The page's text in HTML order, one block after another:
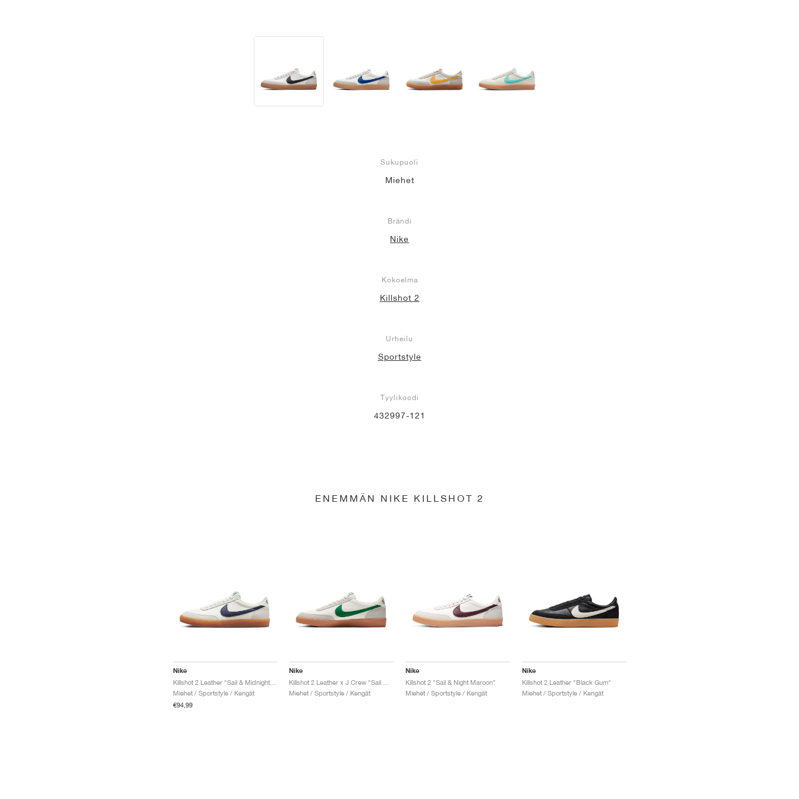
Sukupuoli
Miehet
Brändi
Nike
Kokoelma
Killshot 2
Urheilu
Sportstyle
Tyylikoodi
432997-121
ENEMMÄN NIKE KILLSHOT 2
Nike
Killshot 2 Leather "Sail & Midnight Navy"
Miehet / Sportstyle / Kengät
€94,99
Nike
Miehet / Sportstyle / Kengät
Nike
Killshot 2 "Sail & Night Maroon"
Miehet / Sportstyle / Kengät
Nike
Killshot 2 Leather "Black Gum"
Miehet / Sportstyle / Kengät